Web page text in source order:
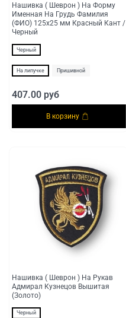
Нашивка ( Шеврон ) На Форму
Именная На Грудь Фамилия
(ФИО) 125х25 мм Красный Кант /
Черный
Черный
На липучке Пришивной
407.00 руб
В корзину
Нашивка ( Шеврон ) На Рукав
Адмирал Кузнецов Вышитая
(Золото)
Черный